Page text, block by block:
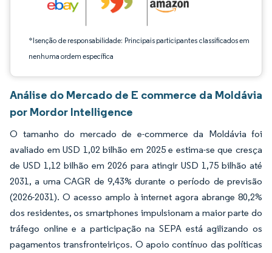
*Isenção de responsabilidade: Principais participantes classificados em
nenhuma ordem específica
Análise do Mercado de E commerce da Moldávia
por Mordor Intelligence
O tamanho do mercado de e-commerce da Moldávia foi
avaliado em USD 1,02 bilhão em 2025 e estima-se que cresça
de USD 1,12 bilhão em 2026 para atingir USD 1,75 bilhão até
2031, a uma CAGR de 9,43% durante o período de previsão
(2026-2031). O acesso amplo à internet agora abrange 80,2%
dos residentes, os smartphones impulsionam a maior parte do
tráfego online e a participação na SEPA está agilizando os
pagamentos transfronteiriços. O apoio contínuo das políticas